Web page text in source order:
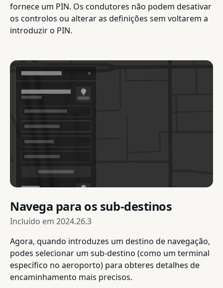
fornece um PIN. Os condutores não podem desativar
os controlos ou alterar as definições sem voltarem a
introduzir o PIN.
Navega para os sub-destinos
Incluído em 2024.26.3
Agora, quando introduzes um destino de navegação,
podes selecionar um sub-destino (como um terminal
específico no aeroporto) para obteres detalhes de
encaminhamento mais precisos.